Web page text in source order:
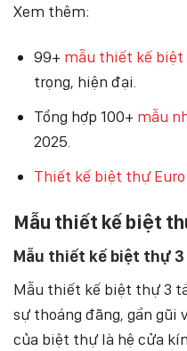
Xem thêm:
99+ mẫu thiết kế biệt
trọng, hiện đại.
Tổng hợp 100+ mẫu
2025.
Thiết kế biệt thự
Mẫu thiết kế biệt
Mẫu thiết kế biệt thự
Mẫu thiết kế biệt thự 3
sự thoáng đãng, gần gũi
của biệt thự là hệ cửa